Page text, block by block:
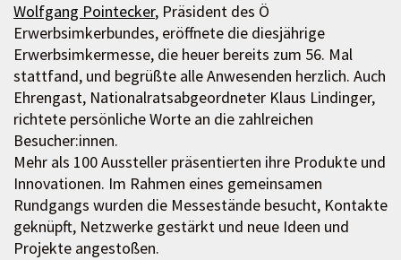
Wolfgang Pointecker, Präsident des Ö
Erwerbsimkerbundes, eröffnete die diesjährige
Erwerbsimkermesse, die heuer bereits zum 56. Mal
stattfand, und begrüßte alle Anwesenden herzlich. Auch
Ehrengast, Nationalratsabgeordneter Klaus Lindinger,
richtete persönliche Worte an die zahlreichen
Besucher:innen.
Mehr als 100 Aussteller präsentierten ihre Produkte und
Innovationen. Im Rahmen eines gemeinsamen
Rundgangs wurden die Messestände besucht, Kontakte
geknüpft, Netzwerke gestärkt und neue Ideen und
Projekte angestoßen.